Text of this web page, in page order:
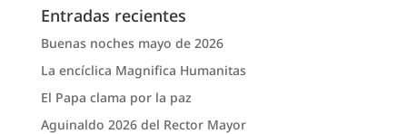
Entradas recientes
Buenas noches mayo de 2026
La encíclica Magnifica Humanitas
El Papa clama por la paz
Aguinaldo 2026 del Rector Mayor